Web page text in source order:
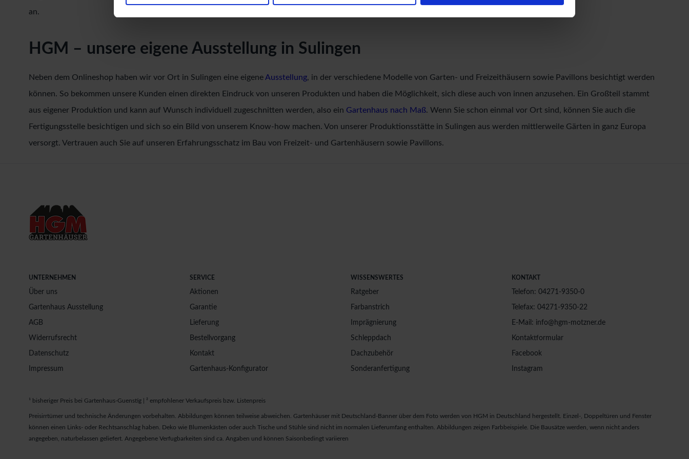
an.
HGM – unsere eigene Ausstellung in Sulingen
Neben dem Onlineshop haben wir vor Ort in Sulingen eine eigene Ausstellung, in der verschiedene Modelle von Garten- und Freizeithäusern sowie Pavillons besichtigt werden
können. So bekommen unsere Kunden einen direkten Eindruck von unseren Produkten und haben die Möglichkeit, sich diese auch von innen anzusehen. Ein Großteil stammt
aus eigener Produktion und kann auf Wunsch individuell zugeschnitten werden, also ein Gartenhaus nach Maß. Wenn Sie schon einmal vor Ort sind, können Sie auch die
Fertigungsstelle besichtigen und sich so ein Bild von unserem Know-how machen. Von unserer Produktionsstätte in Sulingen aus werden mittlerweile Gärten in ganz Europa
versorgt. Vertrauen auch Sie auf unseren Erfahrungsschatz im Bau von Freizeit- und Gartenhäusern sowie Pavillons.
UNTERNEHMEN
Über uns
Gartenhaus Ausstellung
AGB
Widerrufsrecht
Datenschutz
Impressum
SERVICE
Aktionen
Garantie
Lieferung
Bestellvorgang
Kontakt
Gartenhaus-Konfigurator
WISSENSWERTES
Ratgeber
Farbanstrich
Imprägnierung
Schleppdach
Dachzubehör
Sonderanfertigung
KONTAKT
Telefon: 04271-9350-0
Telefax: 04271-9350-22
E-Mail: info@hgm-motzner.de
Kontaktformular
Facebook
Instagram
¹ bisheriger Preis bei Gartenhaus-Guenstig | ² empfohlener Verkaufspreis bzw. Listenpreis
Preisirrtümer und technische Änderungen vorbehalten. Abbildungen können teilweise abweichen. Gartenhäuser mit Deutschland-Banner über dem Foto werden von HGM in Deutschland hergestellt. Einzel-, Doppeltüren und Fenster
können einen Links- oder Rechtsanschlag haben. Deko wie Blumenkästen oder auch Tische und Stühle sind nicht im normalen Lieferumfang enthalten. Abbildungen zeigen Farbbeispiele. Die Bausätze werden, wenn nicht anders
angegeben, naturbelassen geliefert. Angegebene Verfugbarkeiten sind ca. Angaben und können Saisonbedingt variieren